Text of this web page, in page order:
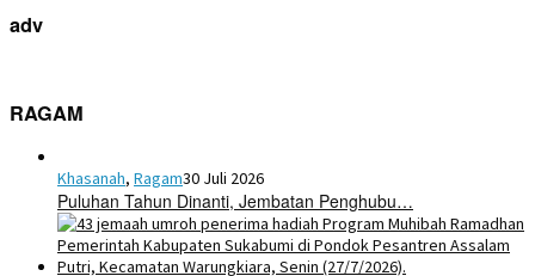
adv
RAGAM
Khasanah, Ragam30 Juli 2026
Puluhan Tahun Dinanti, Jembatan Penghubu…